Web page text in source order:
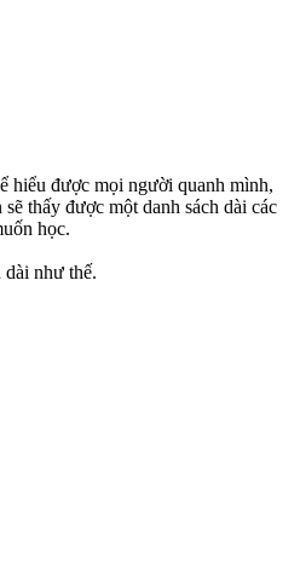
hiểu được mọi người quanh mình,
thấy được một danh sách dài các
học.
dài như thế.